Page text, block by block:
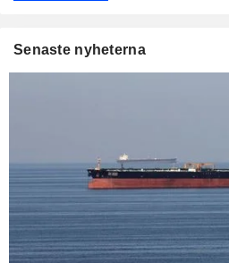
Senaste nyheterna